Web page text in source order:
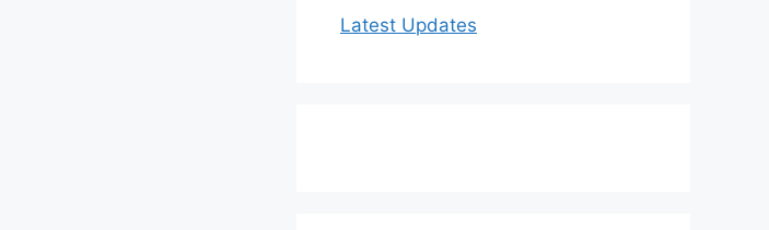
Latest Updates